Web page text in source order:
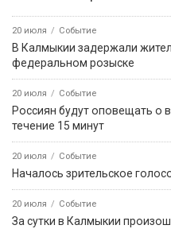
20 июля Событие
В Калмыкии задержали
федеральном розыске
20 июля Событие
Россиян будут оповещать о
течение 15 минут
20 июля Событие
Началось зрительское
20 июля Событие
За сутки в Калмыкии